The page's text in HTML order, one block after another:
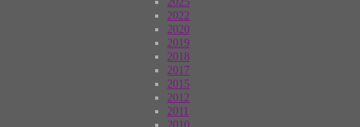
2022
2020
2019
2018
2017
2015
2012
2011